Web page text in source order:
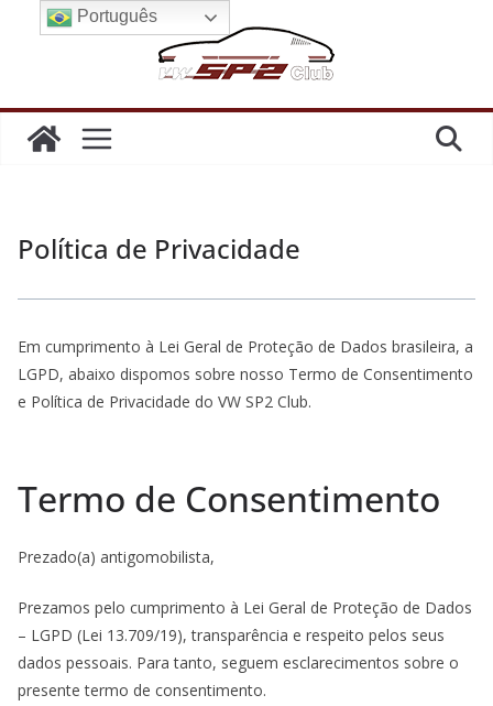
conteúdo
Política de Privacidade
Em cumprimento à Lei Geral de Proteção de Dados brasileira, a
LGPD, abaixo dispomos sobre nosso Termo de Consentimento
e Política de Privacidade do VW SP2 Club.
Termo de Consentimento
Prezado(a) antigomobilista,
Prezamos pelo cumprimento à Lei Geral de Proteção de Dados
– LGPD (Lei 13.709/19), transparência e respeito pelos seus
dados pessoais. Para tanto, seguem esclarecimentos sobre o
presente termo de consentimento.
Português